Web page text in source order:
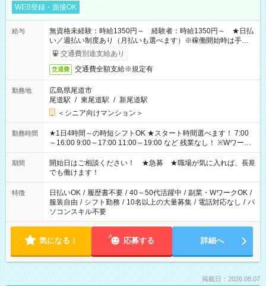
WEB登録・面接OK
給与
無資格未経験：時給1350円～ 経験者：時給1350円～ ★日払
い／週払い制度あり（月払いも選べます）※稼働開始時は手続き
完了次第のお支払いとなります。
交通費別途支給あり
交通費 交通費全額支給※規定有
勤務地
広島県尾道市
尾道駅 / 東尾道駅 / 新尾道駅
＜シニア向けマンション＞
勤務時間
★1日4時間～の時短シフトOK ★スタート時間選べます！ 7:00
～16:00 9:00～17:00 11:00～19:00 など 残業なし！ ※Wワーク
の場合、他のお仕事と合わせ週40時間超の就業はご案内できま
せん ※法令に基づき、週20時間以上勤務は社会保険への加入対
象となります ※労働者派遣法（日雇い派遣の原則禁止）によ
り、短時間・短期間の就業はご案内が難しい場合があります
期間
開始日はご相談ください！ ★急募 ★職場が気に入れば、長期
でも働けます！
特徴 日払いOK / 履歴書不要 / 40～50代活躍中 / 副業・WワークOK /
服装自由 / シフト勤務 / 10名以上の大量募集 / 電話対応なし / パ
ソコンスキル不要
気になる！ 応募する 詳細へ
掲載日：2026.08.07